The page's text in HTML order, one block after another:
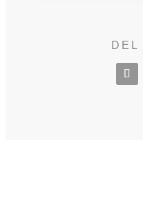
DEL